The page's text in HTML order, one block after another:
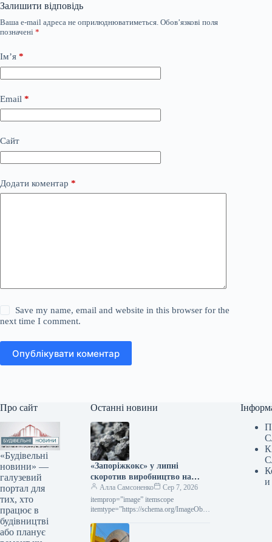
Залишити відповідь
Ваша e-mail адреса не оприлюднюватиметься. Обов’язкові поля
позначені *
Ім’я *
Email *
Сайт
Додати коментар *
Save my name, email and website in this browser for the
next time I comment.
Опублікувати коментар
Про сайт
«Будівельні
новини» —
галузевий
портал для
тих, хто
працює в
будівництві
або планує
Останні новини
«Запоріжкокс» у липні
скоротив виробництво на
15,3% порівняно з попереднім
місяцем.
Алла Самсоненко
Сер 7, 2026
itemprop=”image” itemscope
itemtype=”https://schema.org/ImageObje
Новини Компанії виробництво коксу
Роздрукувати 130 07 Серпня 2026
и